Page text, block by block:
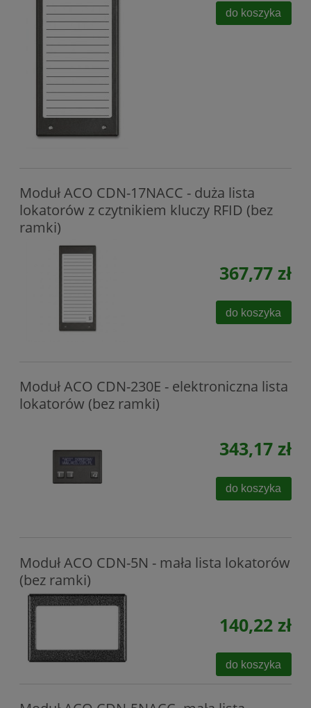
do koszyka
Moduł ACO CDN-17NACC - duża lista
lokatorów z czytnikiem kluczy RFID (bez
ramki)
367,77 zł
do koszyka
Moduł ACO CDN-230E - elektroniczna lista
lokatorów (bez ramki)
343,17 zł
do koszyka
Moduł ACO CDN-5N - mała lista lokatorów
(bez ramki)
140,22 zł
do koszyka